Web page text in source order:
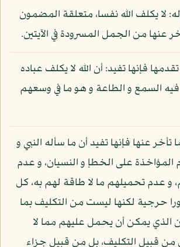
لا يكلف الله نفسا، متعلقة المضمون
عنها من الجمل المسرودة في الآيتين.
فإنها تفيد: أن الله لا يكلف عباده
فيه السمع و الطاعة و هو ما في وسعهم
تأخر عنها فإنها تفيد أن ما سأله النبي و
على الخطإ و النسيان، و عدم
و عدم تحميلهم ما لا طاقة لهم به، كل
حرجية لكنها ليست من التكليف بما
الذي يمكن أن يحمل عليهم مما لا
قبيل التكليف، بل من قبيل جزاء